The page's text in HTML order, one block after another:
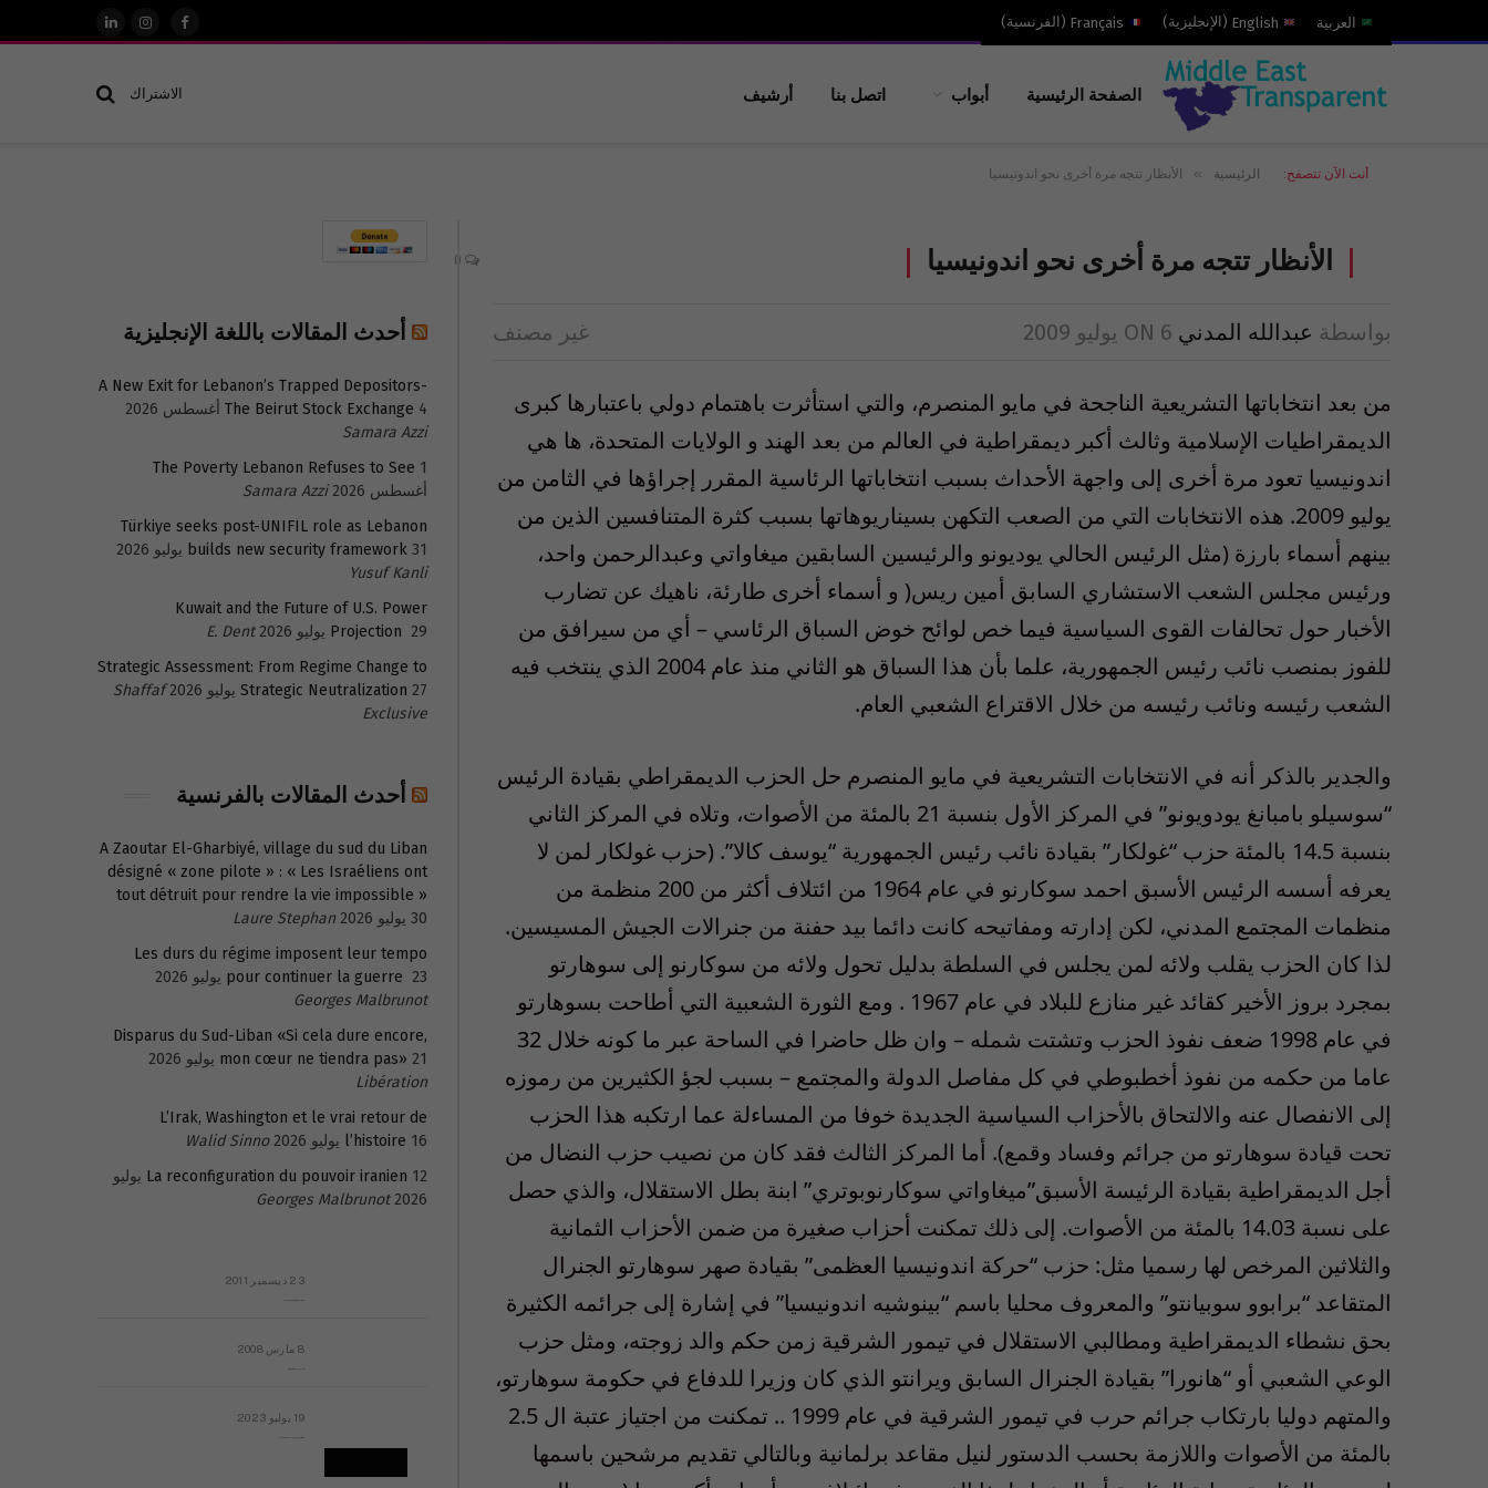
العربية English
( الإنجليزية)
Français
( الفرنسية)
فيسبوكالانستغرام
لينكدإن
الصفحة الرئيسية أبواب اتصل بنا أرشيف الاشتراك
أنت الآن تتصفح: الرئيسية » الأنظار تتجه مرة أخرى نحو اندونيسيا
الأنظار تتجه مرة أخرى نحو اندونيسيا
بواسطة عبدالله المدني ON 6 يوليو 2009 غير مصنف
من بعد انتخاباتها التشريعية الناجحة في مايو المنصرم، والتي استأثرت باهتمام دولي باعتبارها كبرى
الديمقراطيات الإسلامية وثالث أكبر ديمقراطية في العالم من بعد الهند و الولايات المتحدة، ها هي
اندونيسيا تعود مرة أخرى إلى واجهة الأحداث بسبب انتخاباتها الرئاسية المقرر إجراؤها في الثامن من
يوليو 2009. هذه الانتخابات التي من الصعب التكهن بسيناريوهاتها بسبب كثرة المتنافسين الذين من
بينهم أسماء بارزة (مثل الرئيس الحالي يوديونو والرئيسين السابقين ميغاواتي وعبدالرحمن واحد،
ورئيس مجلس الشعب الاستشاري السابق أمين ريس( و أسماء أخرى طارئة، ناهيك عن تضارب
الأخبار حول تحالفات القوى السياسية فيما خص لوائح خوض السباق الرئاسي – أي من سيرافق من
للفوز بمنصب نائب رئيس الجمهورية، علما بأن هذا السباق هو الثاني منذ عام 2004 الذي ينتخب فيه
الشعب رئيسه ونائب رئيسه من خلال الاقتراع الشعبي العام.
والجدير بالذكر أنه في الانتخابات التشريعية في مايو المنصرم حل الحزب الديمقراطي بقيادة الرئيس
“سوسيلو بامبانغ يودويونو” في المركز الأول بنسبة 21 بالمئة من الأصوات، وتلاه في المركز الثاني
بنسبة 14.5 بالمئة حزب “غولكار” بقيادة نائب رئيس الجمهورية “يوسف كالا”. (حزب غولكار لمن لا
يعرفه أسسه الرئيس الأسبق احمد سوكارنو في عام 1964 من ائتلاف أكثر من 200 منظمة من
منظمات المجتمع المدني، لكن إدارته ومفاتيحه كانت دائما بيد حفنة من جنرالات الجيش المسيسين.
لذا كان الحزب يقلب ولائه لمن يجلس في السلطة بدليل تحول ولائه من سوكارنو إلى سوهارتو
بمجرد بروز الأخير كقائد غير منازع للبلاد في عام 1967 . ومع الثورة الشعبية التي أطاحت بسوهارتو
في عام 1998 ضعف نفوذ الحزب وتشتت شمله – وان ظل حاضرا في الساحة عبر ما كونه خلال 32
عاما من حكمه من نفوذ أخطبوطي في كل مفاصل الدولة والمجتمع – بسبب لجؤ الكثيرين من رموزه
إلى الانفصال عنه والالتحاق بالأحزاب السياسية الجديدة خوفا من المساءلة عما ارتكبه هذا الحزب
تحت قيادة سوهارتو من جرائم وفساد وقمع). أما المركز الثالث فقد كان من نصيب حزب النضال من
أجل الديمقراطية بقيادة الرئيسة الأسبق”ميغاواتي سوكارنوبوتري” ابنة بطل الاستقلال، والذي حصل
على نسبة 14.03 بالمئة من الأصوات. إلى ذلك تمكنت أحزاب صغيرة من ضمن الأحزاب الثمانية
والثلاثين المرخص لها رسميا مثل: حزب “حركة اندونيسيا العظمى” بقيادة صهر سوهارتو الجنرال
المتقاعد “برابوو سوبيانتو” والمعروف محليا باسم “بينوشيه اندونيسيا” في إشارة إلى جرائمه الكثيرة
بحق نشطاء الديمقراطية ومطالبي الاستقلال في تيمور الشرقية زمن حكم والد زوجته، ومثل حزب
الوعي الشعبي أو “هانورا” بقيادة الجنرال السابق ويرانتو الذي كان وزيرا للدفاع في حكومة سوهارتو،
والمتهم دوليا بارتكاب جرائم حرب في تيمور الشرقية في عام 1999 .. تمكنت من اجتياز عتبة ال 2.5
بالمئة من الأصوات واللازمة بحسب الدستور لنيل مقاعد برلمانية وبالتالي تقديم مرشحين باسمها
أحدث المقالات باللغة الإنجليزية
A New Exit for Lebanon’s Trapped Depositors-
The Beirut Stock Exchange 4 أغسطس 2026
Samara Azzi
The Poverty Lebanon Refuses to See 1
أغسطس 2026
Samara Azzi
Türkiye seeks post-UNIFIL role as Lebanon
builds new security framework 31 يوليو 2026
Yusuf Kanli
Kuwait and the Future of U.S. Power
Projection 29 يوليو 2026
E. Dent
Strategic Assessment: From Regime Change to
Strategic Neutralization 27 يوليو 2026
Shaffaf
Exclusive
أحدث المقالات بالفرنسية
A Zaoutar El-Gharbiyé, village du sud du Liban
désigné « zone pilote » : « Les Israéliens ont
tout détruit pour rendre la vie impossible »
30 يوليو 2026
Laure Stephan
Les durs du régime imposent leur tempo
pour continuer la guerre 23 يوليو 2026
Georges Malbrunot
Disparus du Sud-Liban «Si cela dure encore,
mon cœur ne tiendra pas» 21 يوليو 2026
Libération
L’Irak, Washington et le vrai retour de
l’histoire 16 يوليو 2026
Walid Sinno
La reconfiguration du pouvoir iranien 12 يوليو
2026
Georges Malbrunot
23 ديسمبر 2011
8 مارس 2008
19 يوليو 2023